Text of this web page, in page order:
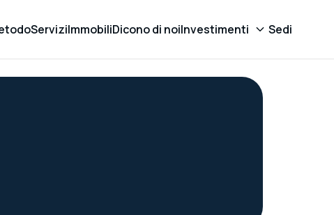
ServiziImmobiliDicono di noiInvestimenti Sedi